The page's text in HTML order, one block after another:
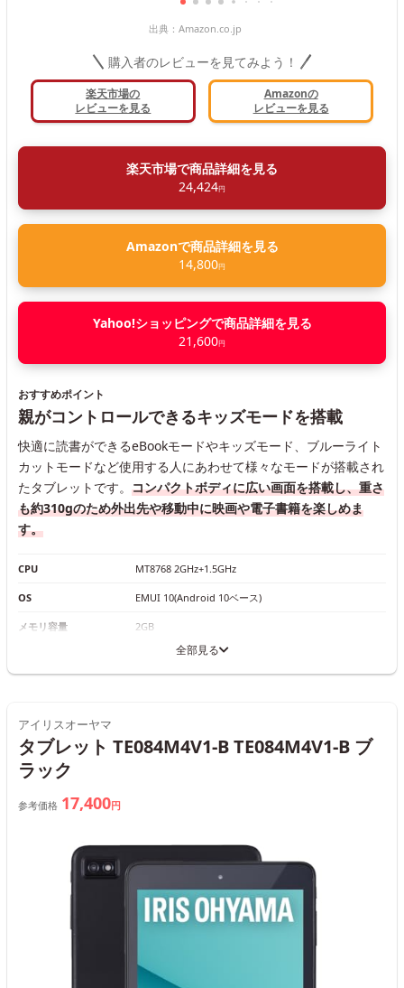
出典： Amazon.co.jp
購入者のレビューを見てみよう！
楽天市場の
レビューを見る
Amazonの
レビューを見る
楽天市場で商品詳細を見る
24,424円
Amazonで商品詳細を見る
14,800円
Yahoo!ショッピングで商品詳細を見る
21,600円
おすすめポイント
親がコントロールできるキッズモードを搭載
快適に読書ができるeBookモードやキッズモード、ブルーライト
カットモードなど使用する人にあわせて様々なモードが搭載され
たタブレットです。 コンパクトボディに広い画面を搭載し、重さ
も約310gのため外出先や移動中に映画や電子書籍を楽しめま
す。
CPU MT8768 2GHz+1.5GHz
OS EMUI 10(Android 10ベース)
メモリ容量 2GB
全部見る
アイリスオーヤマ
タブレット TE084M4V1-B TE084M4V1-B ブ
ラック
参考価格 17,400円